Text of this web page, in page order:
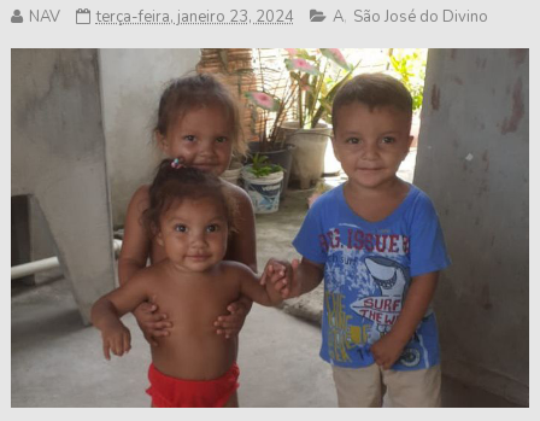
NAV terça-feira, janeiro 23, 2024 A, São José do Divino